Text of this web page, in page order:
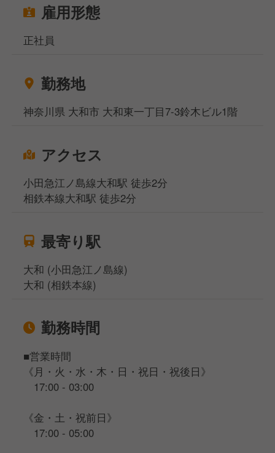
雇用形態
正社員
勤務地
神奈川県 大和市 大和東一丁目7-3鈴木ビル1階
アクセス
小田急江ノ島線大和駅 徒歩2分
相鉄本線大和駅 徒歩2分
最寄り駅
大和 (小田急江ノ島線)
大和 (相鉄本線)
勤務時間
■営業時間
《月・火・水・木・日・祝日・祝後日》
17:00 - 03:00
《金・土・祝前日》
17:00 - 05:00